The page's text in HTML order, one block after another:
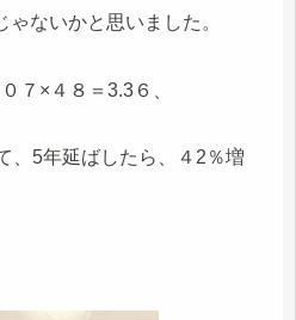
ないかと思いました。
７×４８＝3.3６、
、5年延ばしたら、４2％増